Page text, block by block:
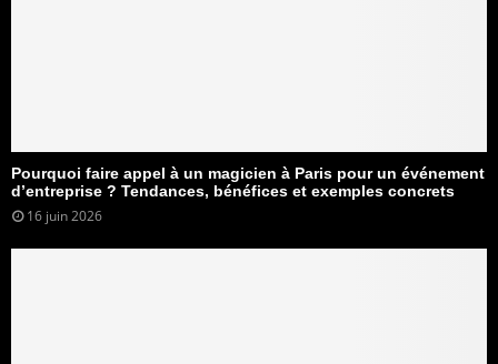
Pourquoi faire appel à un magicien à Paris pour un événement
d’entreprise ? Tendances, bénéfices et exemples concrets
16 juin 2026